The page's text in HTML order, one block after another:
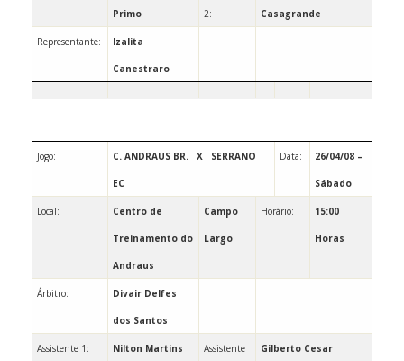
Primo 2: Casagrande
Representante: Izalita
Canestraro
Jogo: C. ANDRAUS BR. X SERRANO
EC
Data: 26/04/08 –
Sábado
Local: Centro de
Treinamento do
Andraus
Campo
Largo
Horário: 15:00
Horas
Árbitro: Divair Delfes
dos Santos
Assistente 1: Nilton Martins Assistente Gilberto Cesar